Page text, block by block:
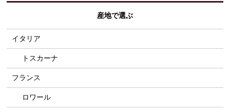
産地で選ぶ
イタリア
トスカーナ
フランス
ロワール